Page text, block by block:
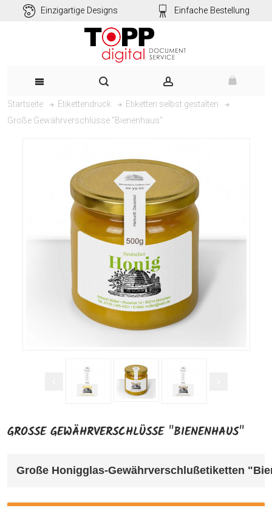
Einzigartige Designs Einfache Bestellung
Startseite Etikettendruck
Etiketten selbst gestalten
Große Gewährverschlüsse "Bienenhaus"
GROSSE GEWÄHRVERSCHLÜSSE "BIENENHAUS"
Große Honigglas-Gewährverschlußetiketten